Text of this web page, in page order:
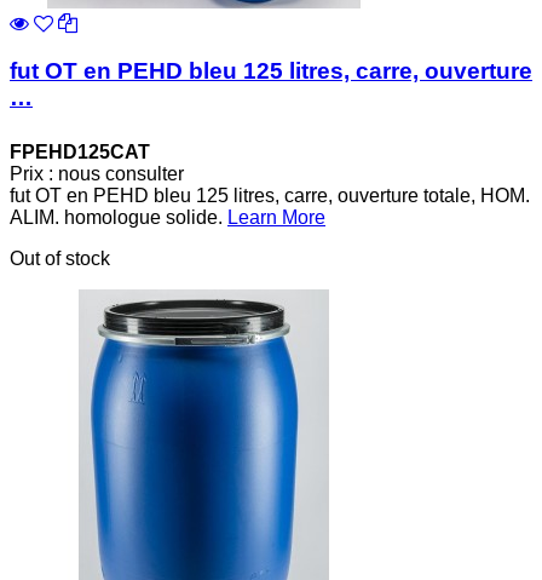
fut OT en PEHD bleu 125 litres, carre, ouverture
…
FPEHD125CAT
Prix : nous consulter
fut OT en PEHD bleu 125 litres, carre, ouverture totale, HOM.
ALIM. homologue solide. Learn More
Out of stock